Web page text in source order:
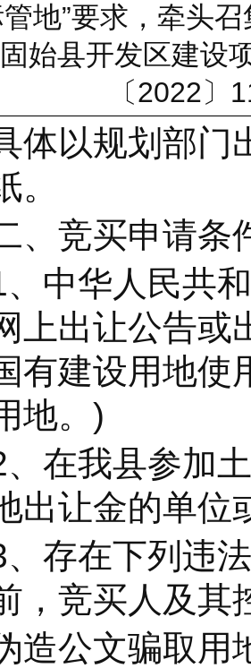
地”要求，牵头
始县开发区建设
〔2022〕
以规划部门出
。
竞买申请条
华人民共和
上出让公告或
有建设用地使
地。)
我县参加土
出让金的单位
在下列违法
，竞买人及其
公文骗取用地